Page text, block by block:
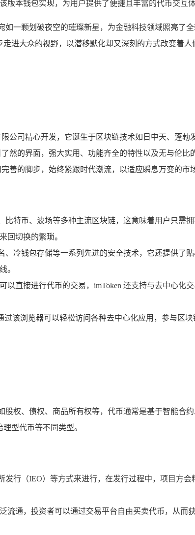
本钱包实现，为用户提供了便捷且丰富的代币交互
一颗划破夜空的璀璨新星，为金融科技领域照亮了
进大众的视野，以潜移默化却又深刻的方式改变着
公司精心开发，它诞生于区块链技术如日中天、蓬
然的界面，强大实用、功能齐全的特性以及无与伦
善的脚步，始终紧跟时代潮流，以适应瞬息万变的市
比特币、波场等多种主流区块链，这意味着用户只需
回切换的繁琐。
、冷钱包存储等一系列先进的安全技术，它还提供了
。
以直接进行代币的交易，imToken 还支持与去中心化
过该浏览器可以轻松访问各种去中心化应用，参与区
权、债权、商品所有权等，代币通常是基于智能合
型代币等不同类型。
行（IEO）等方式来进行，在发行过程中，项目方
流通，投资者可以通过交易平台自由买卖代币，从